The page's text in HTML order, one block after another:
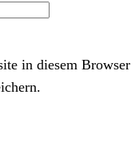
in diesem Browser